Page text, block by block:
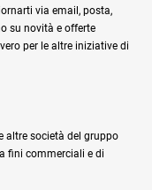
via email, posta,
su novità e offerte
per le altre iniziative di
altre società del gruppo
fini commerciali e di